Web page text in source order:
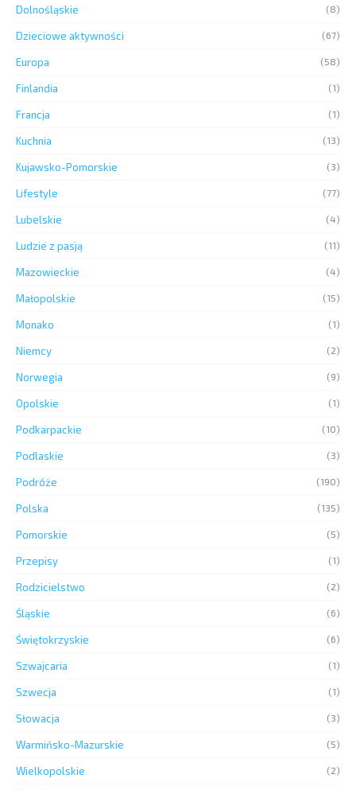
Dolnośląskie (8)
Dzieciowe aktywności (67)
Europa (58)
Finlandia (1)
Francja (1)
Kuchnia (13)
Kujawsko-Pomorskie (3)
Lifestyle (77)
Lubelskie (4)
Ludzie z pasją (11)
Mazowieckie (4)
Małopolskie (15)
Monako (1)
Niemcy (2)
Norwegia (9)
Opolskie (1)
Podkarpackie (10)
Podlaskie (3)
Podróże (190)
Polska (135)
Pomorskie (5)
Przepisy (1)
Rodzicielstwo (2)
Śląskie (6)
Świętokrzyskie (6)
Szwajcaria (1)
Szwecja (1)
Słowacja (3)
Warmińsko-Mazurskie (5)
Wielkopolskie (2)